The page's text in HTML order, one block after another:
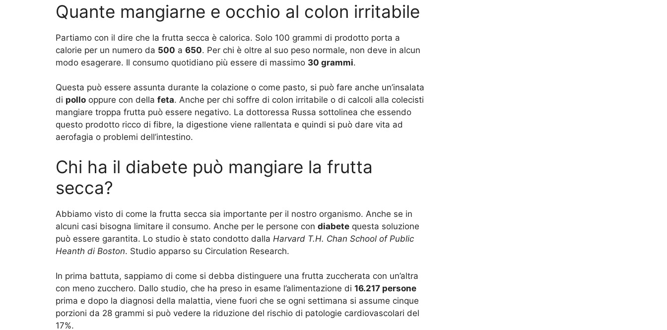
Quante mangiarne e occhio al colon irritabile
Partiamo con il dire che la frutta secca è calorica. Solo 100 grammi di prodotto porta a
calorie per un numero da 500 a 650. Per chi è oltre al suo peso normale, non deve in alcun
modo esagerare. Il consumo quotidiano più essere di massimo 30 grammi.
Questa può essere assunta durante la colazione o come pasto, si può fare anche un’insalata
di pollo oppure con della feta. Anche per chi soffre di colon irritabile o di calcoli alla colecisti
mangiare troppa frutta può essere negativo. La dottoressa Russa sottolinea che essendo
questo prodotto ricco di fibre, la digestione viene rallentata e quindi si può dare vita ad
aerofagia o problemi dell’intestino.
Chi ha il diabete può mangiare la frutta
secca?
Abbiamo visto di come la frutta secca sia importante per il nostro organismo. Anche se in
alcuni casi bisogna limitare il consumo. Anche per le persone con diabete questa soluzione
può essere garantita. Lo studio è stato condotto dalla Harvard T.H. Chan School of Public
Heanth di Boston. Studio apparso su Circulation Research.
In prima battuta, sappiamo di come si debba distinguere una frutta zuccherata con un’altra
con meno zucchero. Dallo studio, che ha preso in esame l’alimentazione di 16.217 persone
prima e dopo la diagnosi della malattia, viene fuori che se ogni settimana si assume cinque
porzioni da 28 grammi si può vedere la riduzione del rischio di patologie cardiovascolari del
17%.